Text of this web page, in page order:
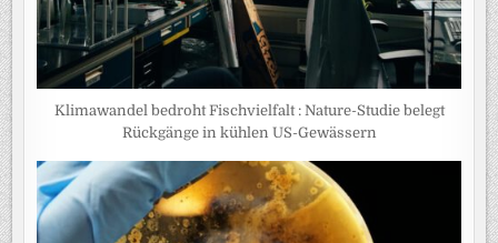
Klimawandel bedroht Fischvielfalt : Nature-Studie belegt
Rückgänge in kühlen US-Gewässern